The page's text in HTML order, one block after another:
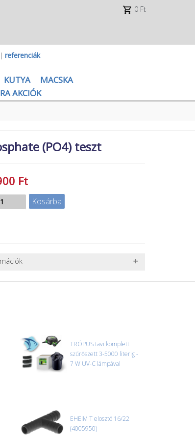
0 Ft
referenciák
KUTYA
MACSKA
AKCIÓK
(PO4) teszt
Ft
SZÁLLÍTÁSA
akváriumok, bútorok, stb.) egyedi szállítási
folyadékot vagy bármi rendellenességet
kell felvenni a futárral. A sérült
tudjuk vállalni, ha a jegyzőkönyv elkészült,
TRÓPUS tavi komplett
szűrőszett 3-5000 literig -
7 W UV-C lámpával
EHEIM T elosztó 16/22
(4005950)